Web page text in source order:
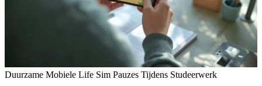
Duurzame Mobiele Life Sim Pauzes Tijdens Studeerwerk